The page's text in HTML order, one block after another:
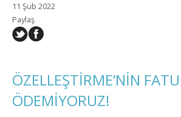
11 Şub 2022
Paylaş
ÖZELLEŞTİRME’NİN
ÖDEMİYORUZ!